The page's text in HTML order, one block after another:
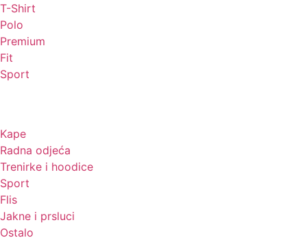
T-Shirt
Polo
Premium
Fit
Sport
Kape
Radna odjeća
Trenirke i hoodice
Sport
Flis
Jakne i prsluci
Ostalo